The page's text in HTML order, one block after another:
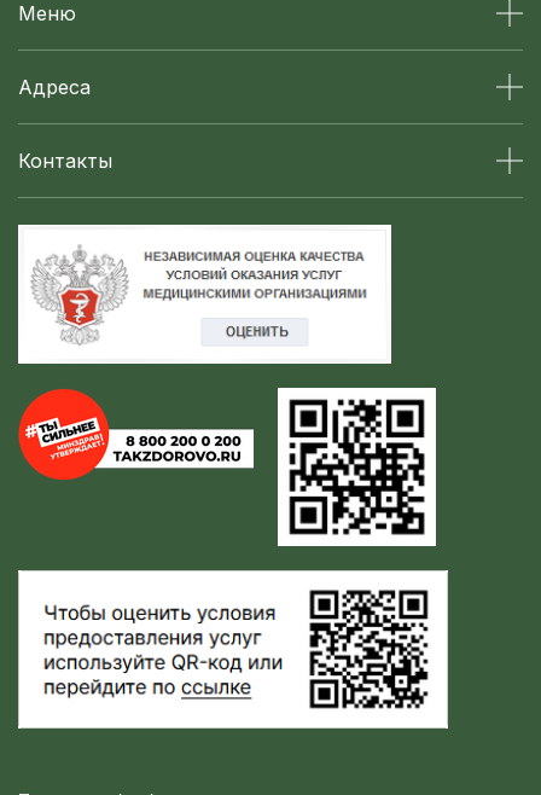
Меню
Адреса
Контакты